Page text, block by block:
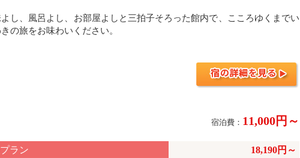
よし、風呂よし、お部屋よしと三拍子そろった館内で、こころゆくまでい
の旅をお味わいください。
宿泊費： 11,000円～
ラン 18,190円～